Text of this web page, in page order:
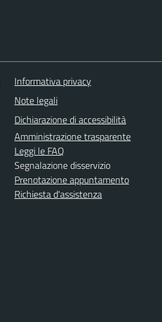
Informativa privacy
Note legali
Dichiarazione di accessibilità
Amministrazione trasparente
Leggi le FAQ
Segnalazione disservizio
Prenotazione appuntamento
Richiesta d'assistenza